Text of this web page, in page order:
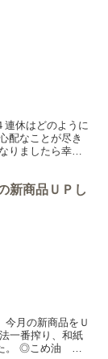
連休はどのように
配なことが尽き
りましたら幸い
新商品ＵＰし
今月の新商品をＵ
一番搾り、和紙
た。 ◎こめ油 栄